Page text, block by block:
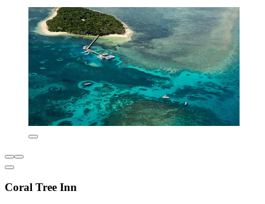
Coral Tree Inn